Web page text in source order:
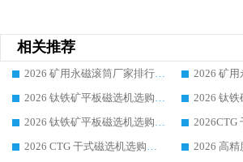
相关推荐
2026 矿用永磁滚筒厂家排行榜选购干货指南 行业口碑标杆华体会手机网页版-华体会(中国) 实力出众
2026 钛铁矿平板磁选机选购全攻略 市场公认优质品牌厂家实力排行榜
2026 钛铁矿平板磁选机选购指南 行业口碑优选品牌生产企业实力排行榜
2026 CTG 干式磁选机选购指南|行业口碑靠谱生产厂家领域强者推荐